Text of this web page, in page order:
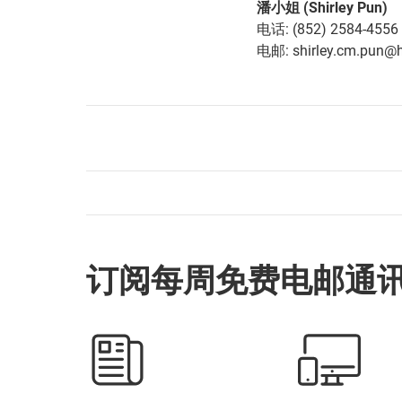
潘小姐 (Shirley Pun)
电话: (852) 2584-4556
电邮:
订阅每周免费电邮通